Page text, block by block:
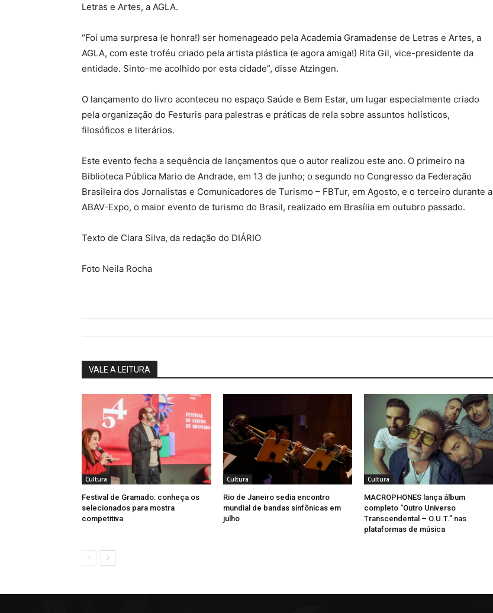
Letras e Artes, a AGLA.
“Foi uma surpresa (e honra!) ser homenageado pela Academia Gramadense de Letras e Artes, a
AGLA, com este troféu criado pela artista plástica (e agora amiga!) Rita Gil, vice-presidente da
entidade. Sinto-me acolhido por esta cidade”, disse Atzingen.
O lançamento do livro aconteceu no espaço Saúde e Bem Estar, um lugar especialmente criado
pela organização do Festuris para palestras e práticas de rela sobre assuntos holísticos,
filosóficos e literários.
Este evento fecha a sequência de lançamentos que o autor realizou este ano. O primeiro na
Biblioteca Pública Mario de Andrade, em 13 de junho; o segundo no Congresso da Federação
Brasileira dos Jornalistas e Comunicadores de Turismo – FBTur, em Agosto, e o terceiro durante a
ABAV-Expo, o maior evento de turismo do Brasil, realizado em Brasília em outubro passado.
Texto de Clara Silva, da redação do DIÁRIO
Foto Neila Rocha
VALE A LEITURA
Cultura
Festival de Gramado: conheça os
selecionados para mostra
competitiva
Cultura
Rio de Janeiro sedia encontro
mundial de bandas sinfônicas em
julho
Cultura
MACROPHONES lança álbum
completo “Outro Universo
Transcendental – O.U.T.” nas
plataformas de música